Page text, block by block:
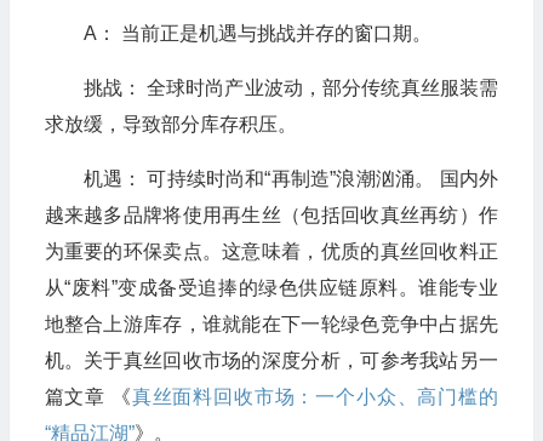
A： 当前正是机遇与挑战并存的窗口期。
挑战： 全球时尚产业波动，部分传统真丝服装需
求放缓，导致部分库存积压。
机遇： 可持续时尚和“再制造”浪潮汹涌。 国内外
越来越多品牌将使用再生丝（包括回收真丝再纺）作
为重要的环保卖点。这意味着，优质的真丝回收料正
从“废料”变成备受追捧的绿色供应链原料。谁能专业
地整合上游库存，谁就能在下一轮绿色竞争中占据先
机。关于真丝回收市场的深度分析，可参考我站另一
篇文章 《真丝面料回收市场：一个小众、高门槛的
“精品江湖”》。